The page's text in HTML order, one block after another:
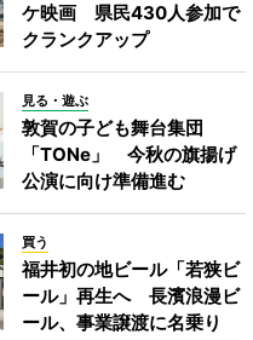
ケ映画 県民430人参加で
クランクアップ
見る・遊ぶ
敦賀の子ども舞台集団
「TONe」 今秋の旗揚げ
公演に向け準備進む
買う
福井初の地ビール「若狭ビ
ール」再生へ 長濱浪漫ビ
ール、事業譲渡に名乗り